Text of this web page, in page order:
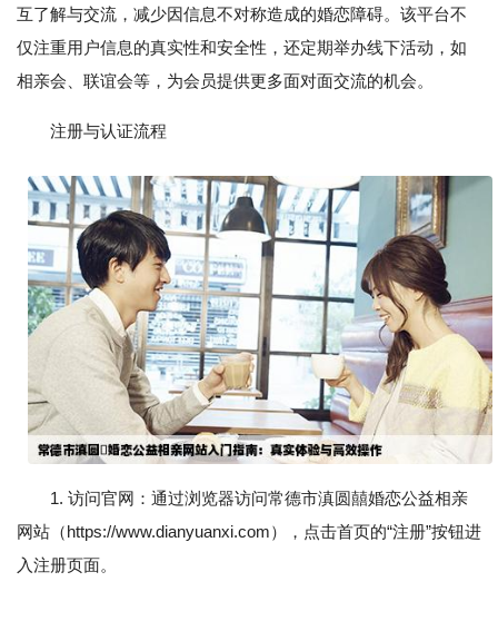
互了解与交流，减少因信息不对称造成的婚恋障碍。该平台不
仅注重用户信息的真实性和安全性，还定期举办线下活动，如
相亲会、联谊会等，为会员提供更多面对面交流的机会。
注册与认证流程
1. 访问官网：通过浏览器访问常德市滇圆囍婚恋公益相亲
网站（https://www.dianyuanxi.com），点击首页的“注册”按钮进
入注册页面。